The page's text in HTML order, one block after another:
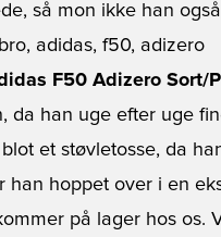
så mon ikke han
F50 Adizero Sort/
da han uge efter uge
et støvletosse, da
hoppet over i en
på lager hos os.